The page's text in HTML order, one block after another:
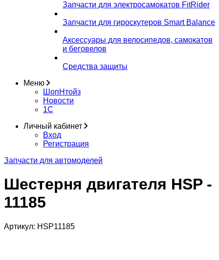
Запчасти для электросамокатов FitRider
Запчасти для гироскутеров Smart Balance
Аксессуары для велосипедов, самокатов
и беговелов
Средства защиты
Меню
ШопНтойз
Новости
1C
Личный кабинет
Вход
Регистрация
Запчасти для автомоделей
Шестерня двигателя HSP -
11185
Артикул: HSP11185